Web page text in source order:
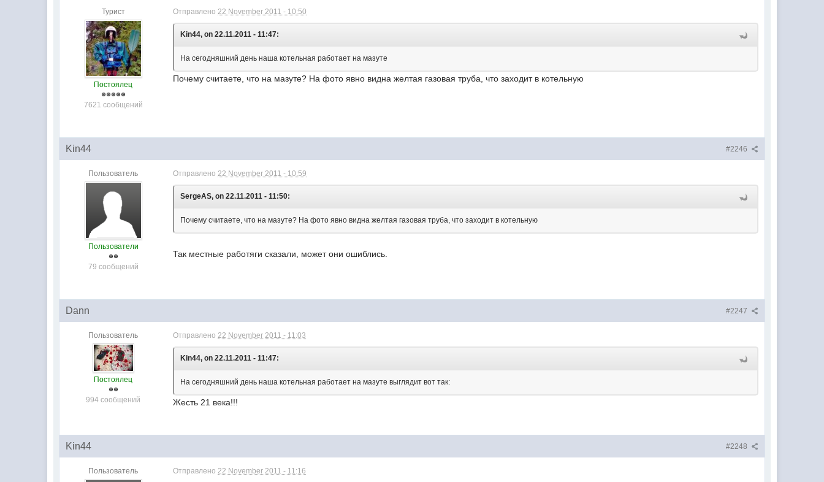
Турист
Постоялец
7621 сообщений
Отправлено22 November 2011 - 10:50
Kin44, on 22.11.2011 - 11:47:
На сегодняшний день наша котельная работает на мазуте
Почему считаете, что на мазуте? На фото явно видна желтая газовая труба, что заходит в котельную
#2246
Kin44
Пользователь
Пользователи
79 сообщений
Отправлено22 November 2011 - 10:59
SergeAS, on 22.11.2011 - 11:50:
Почему считаете, что на мазуте? На фото явно видна желтая газовая труба, что заходит в котельную
Так местные работяги сказали, может они ошиблись.
#2247
Dann
Пользователь
Постоялец
994 сообщений
Отправлено22 November 2011 - 11:03
Kin44, on 22.11.2011 - 11:47:
На сегодняшний день наша котельная работает на мазуте выглядит вот так:
Жесть 21 века!!!
#2248
Kin44
Пользователь Отправлено22 November 2011 - 11:16